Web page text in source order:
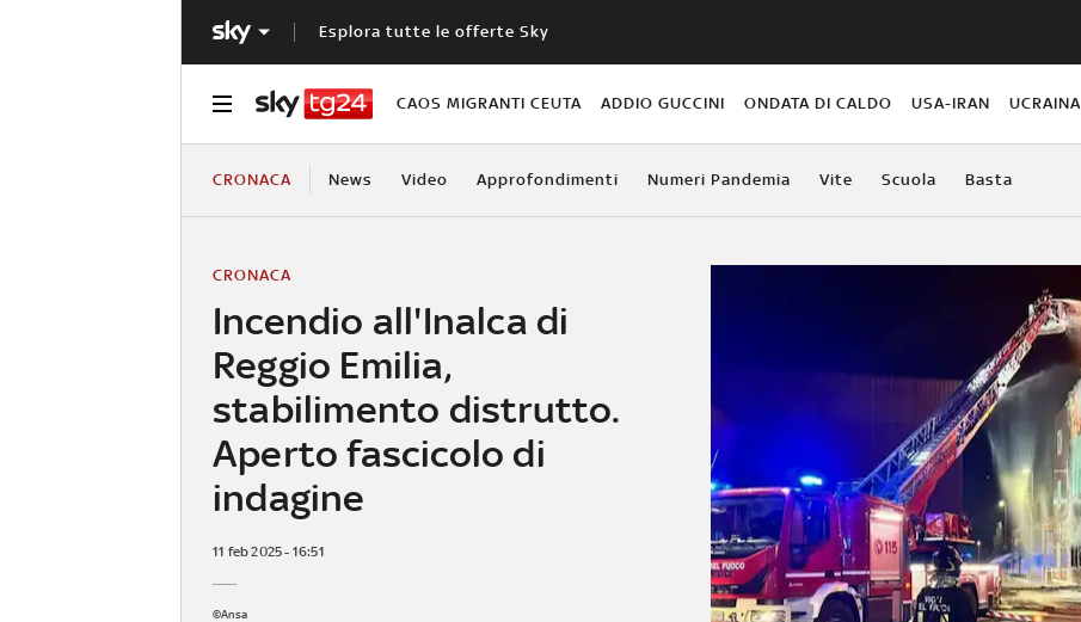
Esplora tutte le offerte Sky
CAOS MIGRANTI CEUTA ADDIO GUCCINI ONDATA DI CALDO USA-IRAN UCRAINA
CRONACA News Video Approfondimenti Numeri Pandemia Vite Scuola Basta
Incendio all'Inalca di
Reggio Emilia,
stabilimento distrutto.
Aperto fascicolo di
indagine
CRONACA
11 feb 2025 - 16:51
©Ansa